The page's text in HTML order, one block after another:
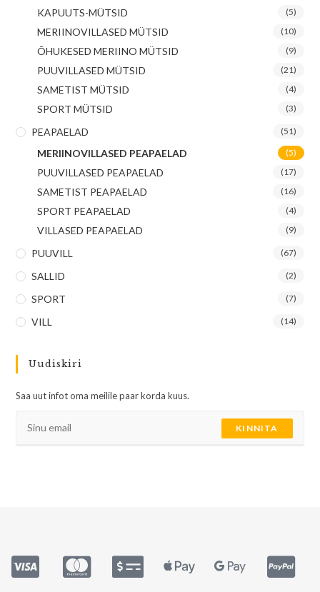
KAPUUTS-MÜTSID (5)
MERIINOVILLASED MÜTSID (10)
ÕHUKESED MERIINO MÜTSID (9)
PUUVILLASED MÜTSID (21)
SAMETIST MÜTSID (4)
SPORT MÜTSID (3)
PEAPAELAD (51)
MERIINOVILLASED PEAPAELAD (5)
PUUVILLASED PEAPAELAD (17)
SAMETIST PEAPAELAD (16)
SPORT PEAPAELAD (4)
VILLASED PEAPAELAD (9)
PUUVILL (67)
SALLID (2)
SPORT (7)
VILL (14)
Uudiskiri
Saa uut infot oma meilile paar korda kuus.
KINNITA